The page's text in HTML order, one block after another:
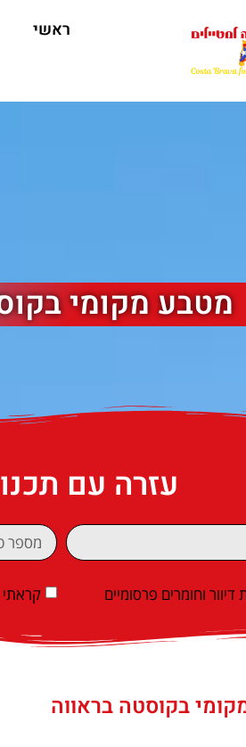
ראשי
מטבע מקומי
עזרה עם
וחומרים פרסומיים
בקוסטה בראווה